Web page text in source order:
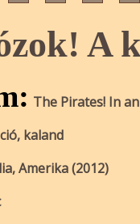
A
The Pirates! In
kaland
Amerika (2012)